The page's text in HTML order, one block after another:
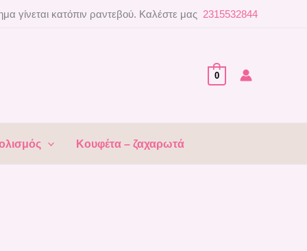
γίνεται κατόπιν ραντεβού. Καλέστε μας 2315532844
0
Κουφέτα – ζαχαρωτά